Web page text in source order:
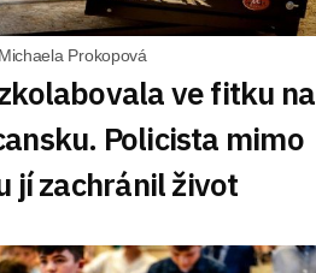
Michaela Prokopová
ve fitku na
Policista mimo
jí zachránil život